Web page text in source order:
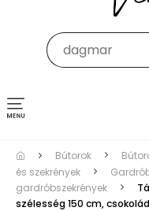
Toggle
navigation
Bútorok
és szekrények
gardróbszekrények
szélesség 150 cm,